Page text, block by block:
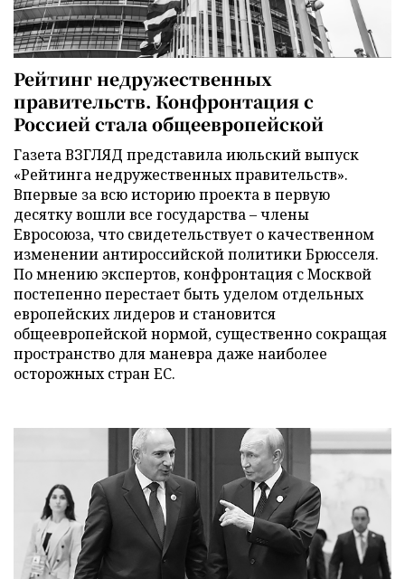
Рейтинг недружественных
правительств. Конфронтация с
Россией стала общеевропейской
Газета ВЗГЛЯД представила июльский выпуск
«Рейтинга недружественных правительств».
Впервые за всю историю проекта в первую
десятку вошли все государства – члены
Евросоюза, что свидетельствует о качественном
изменении антироссийской политики Брюсселя.
По мнению экспертов, конфронтация с Москвой
постепенно перестает быть уделом отдельных
европейских лидеров и становится
общеевропейской нормой, существенно сокращая
пространство для маневра даже наиболее
осторожных стран ЕС.